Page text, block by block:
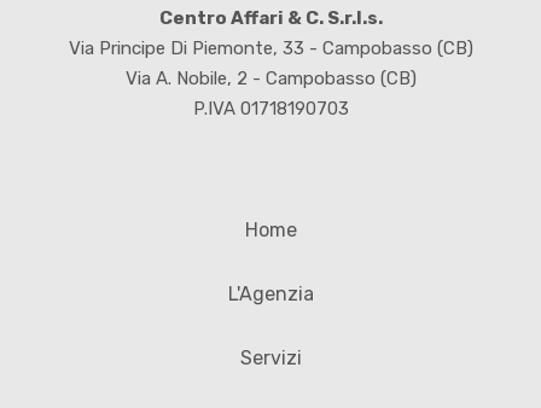
Centro Affari & C. S.r.l.s.
Via Principe Di Piemonte, 33 - Campobasso (CB)
Via A. Nobile, 2 - Campobasso (CB)
P.IVA 01718190703
Home
L'Agenzia
Servizi